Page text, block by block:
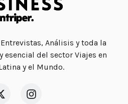
Análisis y toda la
esencial del sector Viajes en
y el Mundo.